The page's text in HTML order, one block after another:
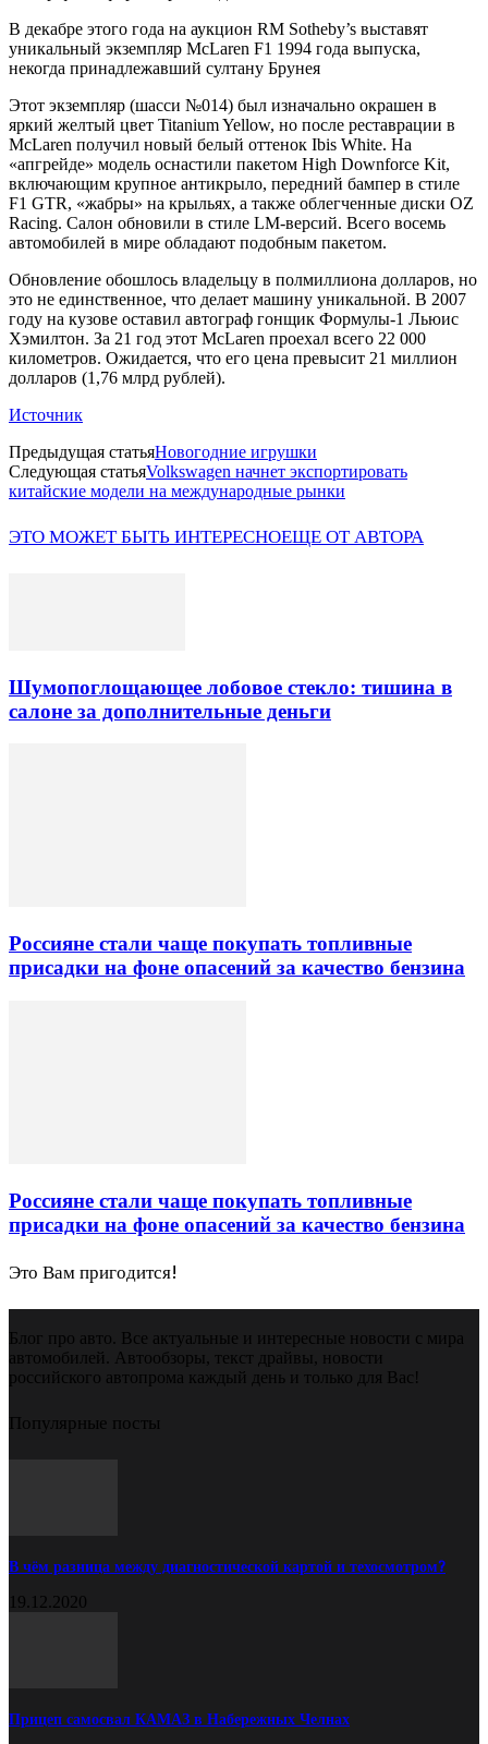
В декабре этого года на аукцион RM Sotheby’s выставят
уникальный экземпляр McLaren F1 1994 года выпуска,
некогда принадлежавший султану Брунея
Этот экземпляр (шасси №014) был изначально окрашен в
яркий желтый цвет Titanium Yellow, но после реставрации в
McLaren получил новый белый оттенок Ibis White. На
«апгрейде» модель оснастили пакетом High Downforce Kit,
включающим крупное антикрыло, передний бампер в стиле
F1 GTR, «жабры» на крыльях, а также облегченные диски OZ
Racing. Салон обновили в стиле LM-версий. Всего восемь
автомобилей в мире обладают подобным пакетом.
Обновление обошлось владельцу в полмиллиона долларов, но
это не единственное, что делает машину уникальной. В 2007
году на кузове оставил автограф гонщик Формулы-1 Льюис
Хэмилтон. За 21 год этот McLaren проехал всего 22 000
километров. Ожидается, что его цена превысит 21 миллион
долларов (1,76 млрд рублей).
Источник
Предыдущая статьяНовогодние игрушки
Следующая статьяVolkswagen начнет экспортировать
китайские модели на международные рынки
ЭТО МОЖЕТ БЫТЬ ИНТЕРЕСНОЕЩЕ ОТ АВТОРА
Шумопоглощающее лобовое стекло: тишина в
салоне за дополнительные деньги
Россияне стали чаще покупать топливные
присадки на фоне опасений за качество бензина
Россияне стали чаще покупать топливные
присадки на фоне опасений за качество бензина
Это Вам пригодится!
Блог про авто. Все актуальные и интересные новости с мира
автомобилей. Автообзоры, текст драйвы, новости
российского автопрома каждый день и только для Вас!
Популярные посты
В чём разница между диагностической картой и техосмотром?
19.12.2020
Прицеп самосвал КАМАЗ в Набережных Челнах